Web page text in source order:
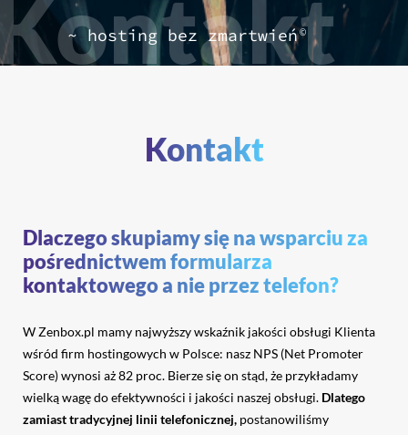
~ hosting bez zmartwień
©
Kontakt
Dlaczego skupiamy się na wsparciu za
pośrednictwem formularza
kontaktowego a nie przez telefon?
W Zenbox.pl mamy najwyższy wskaźnik jakości obsługi Klienta
wśród firm hostingowych w Polsce: nasz NPS (Net Promoter
Score) wynosi aż 82 proc. Bierze się on stąd, że przykładamy
wielką wagę do efektywności i jakości naszej obsługi. Dlatego
zamiast tradycyjnej linii telefonicznej, postanowiliśmy